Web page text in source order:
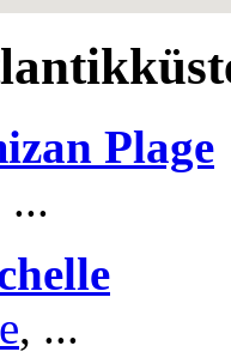
Plage
...
, ...